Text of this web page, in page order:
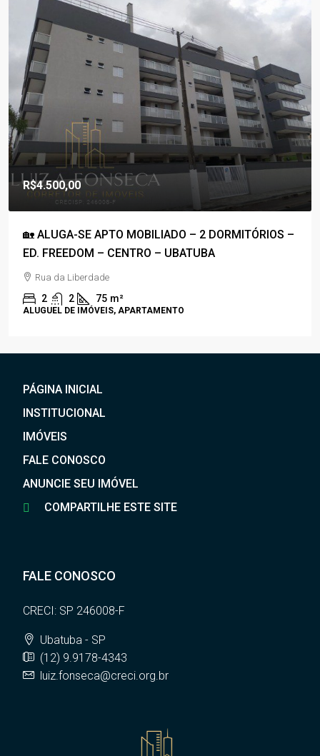
–
R$1.800.000,00
R$1.100,00 /Condomínio
🚀COBERTURA DUPLEX À VENDA – PRAIA
50M DA PRAIA – C/ VISTA P/ O MAR🚀
Rua Anhanguera
3 4
APARTAMENTO, COBERTURA
PÁGINA INICIAL
INSTITUCIONAL
IMÓVEIS
FALE CONOSCO
ANUNCIE SEU IMÓVEL
COMPARTILHE ESTE SITE
FALE CONOSCO
CRECI: SP 246008-F
Ubatuba - SP
(12) 9.9178-4343
luiz.fonseca@creci.org.br